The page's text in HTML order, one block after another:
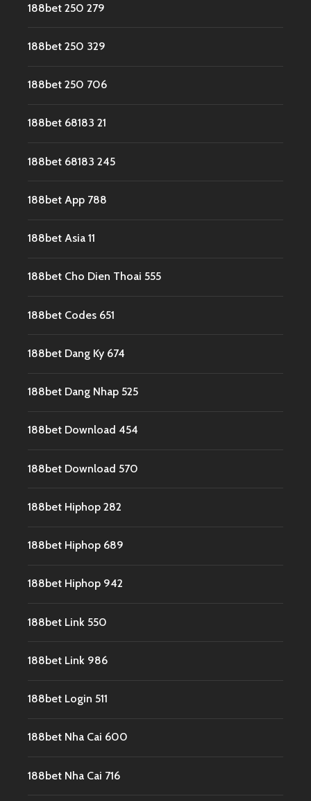
188bet 250 279
188bet 250 329
188bet 250 706
188bet 68183 21
188bet 68183 245
188bet App 788
188bet Asia 11
188bet Cho Dien Thoai 555
188bet Codes 651
188bet Dang Ky 674
188bet Dang Nhap 525
188bet Download 454
188bet Download 570
188bet Hiphop 282
188bet Hiphop 689
188bet Hiphop 942
188bet Link 550
188bet Link 986
188bet Login 511
188bet Nha Cai 600
188bet Nha Cai 716